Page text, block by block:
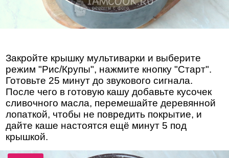
Закройте крышку мультиварки и выберите
режим "Рис/Крупы", нажмите кнопку "Старт".
Готовьте 25 минут до звукового сигнала.
После чего в готовую кашу добавьте кусочек
сливочного масла, перемешайте деревянной
лопаткой, чтобы не повредить покрытие, и
дайте каше настоятся ещё минут 5 под
крышкой.